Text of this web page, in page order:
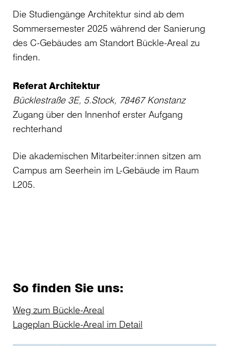
Die Studiengänge Architektur sind ab dem
Sommersemester 2025 während der Sanierung
des C-Gebäudes am Standort Bückle-Areal zu
finden.
Referat Architektur
Bücklestraße 3E, 5.Stock, 78467 Konstanz
Zugang über den Innenhof erster Aufgang
rechterhand
Die akademischen Mitarbeiter:innen sitzen am
Campus am Seerhein im L-Gebäude im Raum
L205.
So finden Sie uns:
Weg zum Bückle-Areal
Lageplan Bückle-Areal im Detail